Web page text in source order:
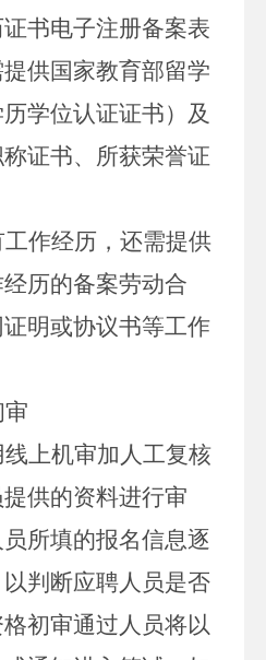
书电子注册备案表
提供国家教育部留学
学位认证证书）及
证书、所获荣誉证
作经历，还需提供
历的备案劳动合
明或协议书等工作
审
上机审加人工复核
供的资料进行审
所填的报名信息逐
判断应聘人员是否
初审通过人员将以